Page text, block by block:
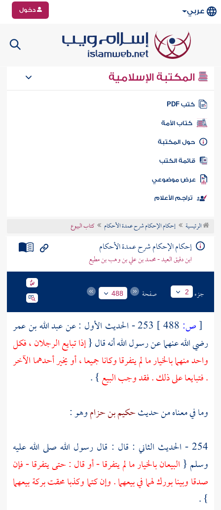
عربي دخول
المكتبة الإسلامية
كتب PDF
كتاب الأمة
المكتبة
الكتب
موضوعي
تراجم الأعلام
الرئيسية إحكام الإحكام شرح عمدة الأحكام كتاب البيوع
إحكام الإحكام شرح عمدة الأحكام
ابن دقيق العيد - محمد بن علي بن وهب بن مطيع
جزء 2 صفحة 488
[ص: 253 - الحديث الأول : عن
عبد الله بن عمر
رضي الله عنهما عن رسول الله أنه قال {إذا تبايع الرجلان ، فكل
واحد منهما بالخيار ما لم يتفرقا وكانا جميعا ، أو يخير أحدهما الآخر
. فتبايعا على ذلك . فقد وجب البيع} .
وما في معناه من حديثحكيم بن حزاموهو :
254 - الحديث الثاني : قال : قال رسول الله صلى الله عليه
وسلم { البيعان بالخيار ما لم يتفرقا - أو قال : حتى يتفرقا - فإن
صدقا وبينا بورك لهما في بيعهما . وإن كتما وكذبا محقت بركة بيعهما
} .